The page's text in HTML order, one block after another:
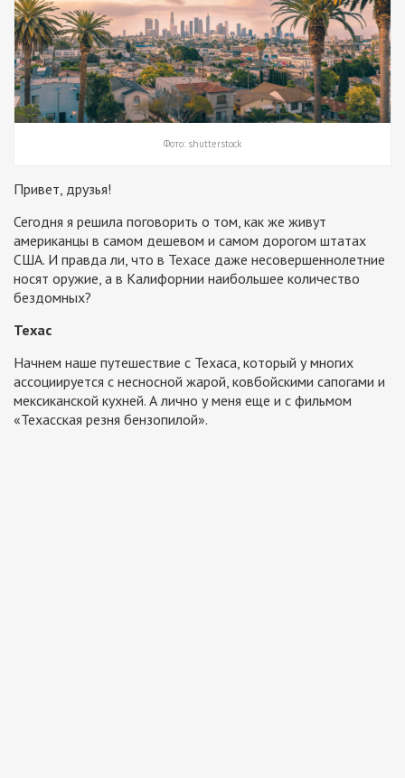
Фото: shutterstock
Привет, друзья!
Сегодня я решила поговорить о том, как же живут
американцы в самом дешевом и самом дорогом штатах
США. И правда ли, что в Техасе даже несовершеннолетние
носят оружие, а в Калифорнии наибольшее количество
бездомных?
Техас
Начнем наше путешествие с Техаса, который у многих
ассоциируется с несносной жарой, ковбойскими сапогами и
мексиканской кухней. А лично у меня еще и с фильмом
«Техасская резня бензопилой».